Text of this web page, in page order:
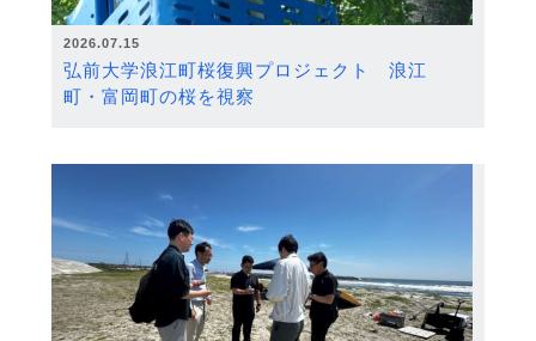
2026.07.15
弘前大学浪江町桜復興プロジェクト 浪江
町・富岡町の桜を視察